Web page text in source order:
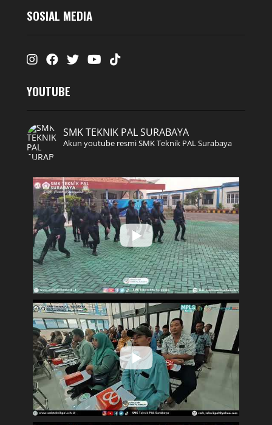
SOSIAL MEDIA
Instagram
FacebookTwitterYoutube
Tiktok
YOUTUBE
SMK TEKNIK PAL SURABAYA
Akun youtube resmi SMK Teknik PAL Surabaya